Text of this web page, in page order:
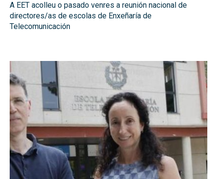
A EET acolleu o pasado venres a reunión nacional de
directores/as de escolas de Enxeñaría de
Telecomunicación